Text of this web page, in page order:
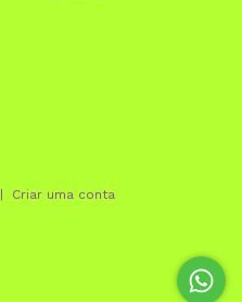
Criar uma conta